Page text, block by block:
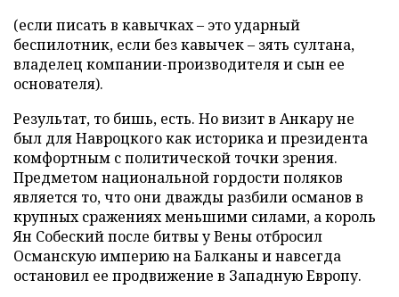
(если писать в кавычках – это ударный
беспилотник, если без кавычек – зять султана,
владелец компании-производителя и сын ее
основателя).
Результат, то бишь, есть. Но визит в Анкару не
был для Навроцкого как историка и президента
комфортным с политической точки зрения.
Предметом национальной гордости поляков
является то, что они дважды разбили османов в
крупных сражениях меньшими силами, а король
Ян Собеский после битвы у Вены отбросил
Османскую империю на Балканы и навсегда
остановил ее продвижение в Западную Европу.